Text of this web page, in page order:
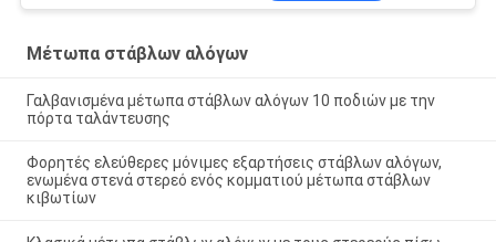
Μέτωπα στάβλων αλόγων
Γαλβανισμένα μέτωπα στάβλων αλόγων 10 ποδιών με την
πόρτα ταλάντευσης
Φορητές ελεύθερες μόνιμες εξαρτήσεις στάβλων αλόγων,
ενωμένα στενά στερεό ενός κομματιού μέτωπα στάβλων
κιβωτίων